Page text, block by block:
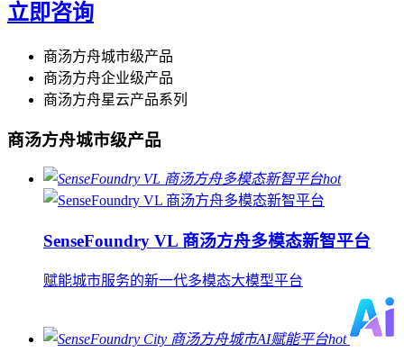
立即咨询
商汤方舟城市级产品
商汤方舟企业级产品
商汤方舟星云产品系列
商汤方舟城市级产品
hot
SenseFoundry VL 商汤方舟多模态新智平台
赋能城市服务的新一代多模态大模型平台
hot